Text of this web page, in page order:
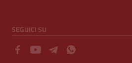
SEGUICI SU